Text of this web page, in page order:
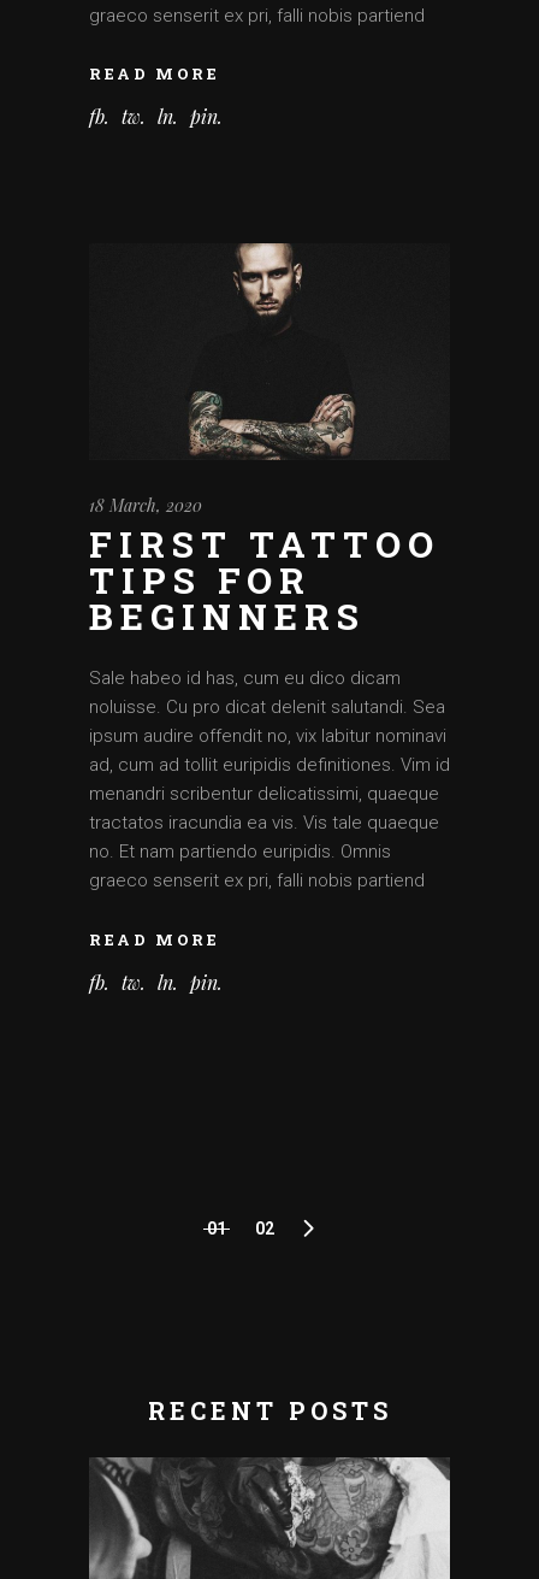
graeco senserit ex pri, falli nobis partiend
READ MORE
fb tw ln pin
18 March, 2020
FIRST TATTOO
TIPS FOR
BEGINNERS
Sale habeo id has, cum eu dico dicam
noluisse. Cu pro dicat delenit salutandi. Sea
ipsum audire offendit no, vix labitur nominavi
ad, cum ad tollit euripidis definitiones. Vim id
menandri scribentur delicatissimi, quaeque
tractatos iracundia ea vis. Vis tale quaeque
no. Et nam partiendo euripidis. Omnis
graeco senserit ex pri, falli nobis partiend
READ MORE
fb tw ln pin
01 02
RECENT POSTS